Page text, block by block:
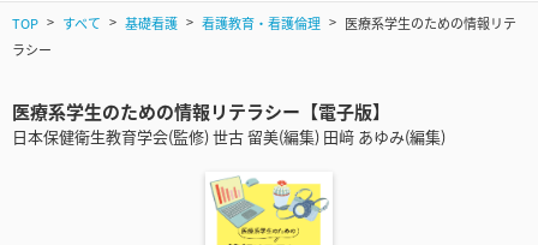
TOP すべて 基礎看護 看護教育・看護倫理
医療系学生のための情報リテ
ラシー
医療系学生のための情報リテラシー【電子版】
日本保健衛生教育学会(監修) 世古 留美(編集) 田﨑 あゆみ(編集)